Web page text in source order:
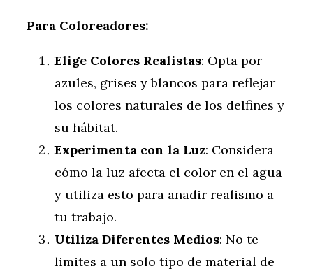
Para Coloreadores:
Elige Colores Realistas: Opta por
azules, grises y blancos para reflejar
los colores naturales de los delfines y
su hábitat.
Experimenta con la Luz: Considera
cómo la luz afecta el color en el agua
y utiliza esto para añadir realismo a
tu trabajo.
Utiliza Diferentes Medios: No te
limites a un solo tipo de material de